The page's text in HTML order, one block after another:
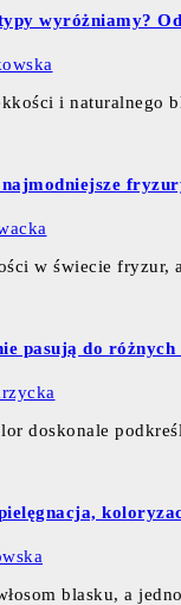
wyróżniamy?
i naturalnego
w świecie fryzur,
pasują do
doskonale
blasku, a